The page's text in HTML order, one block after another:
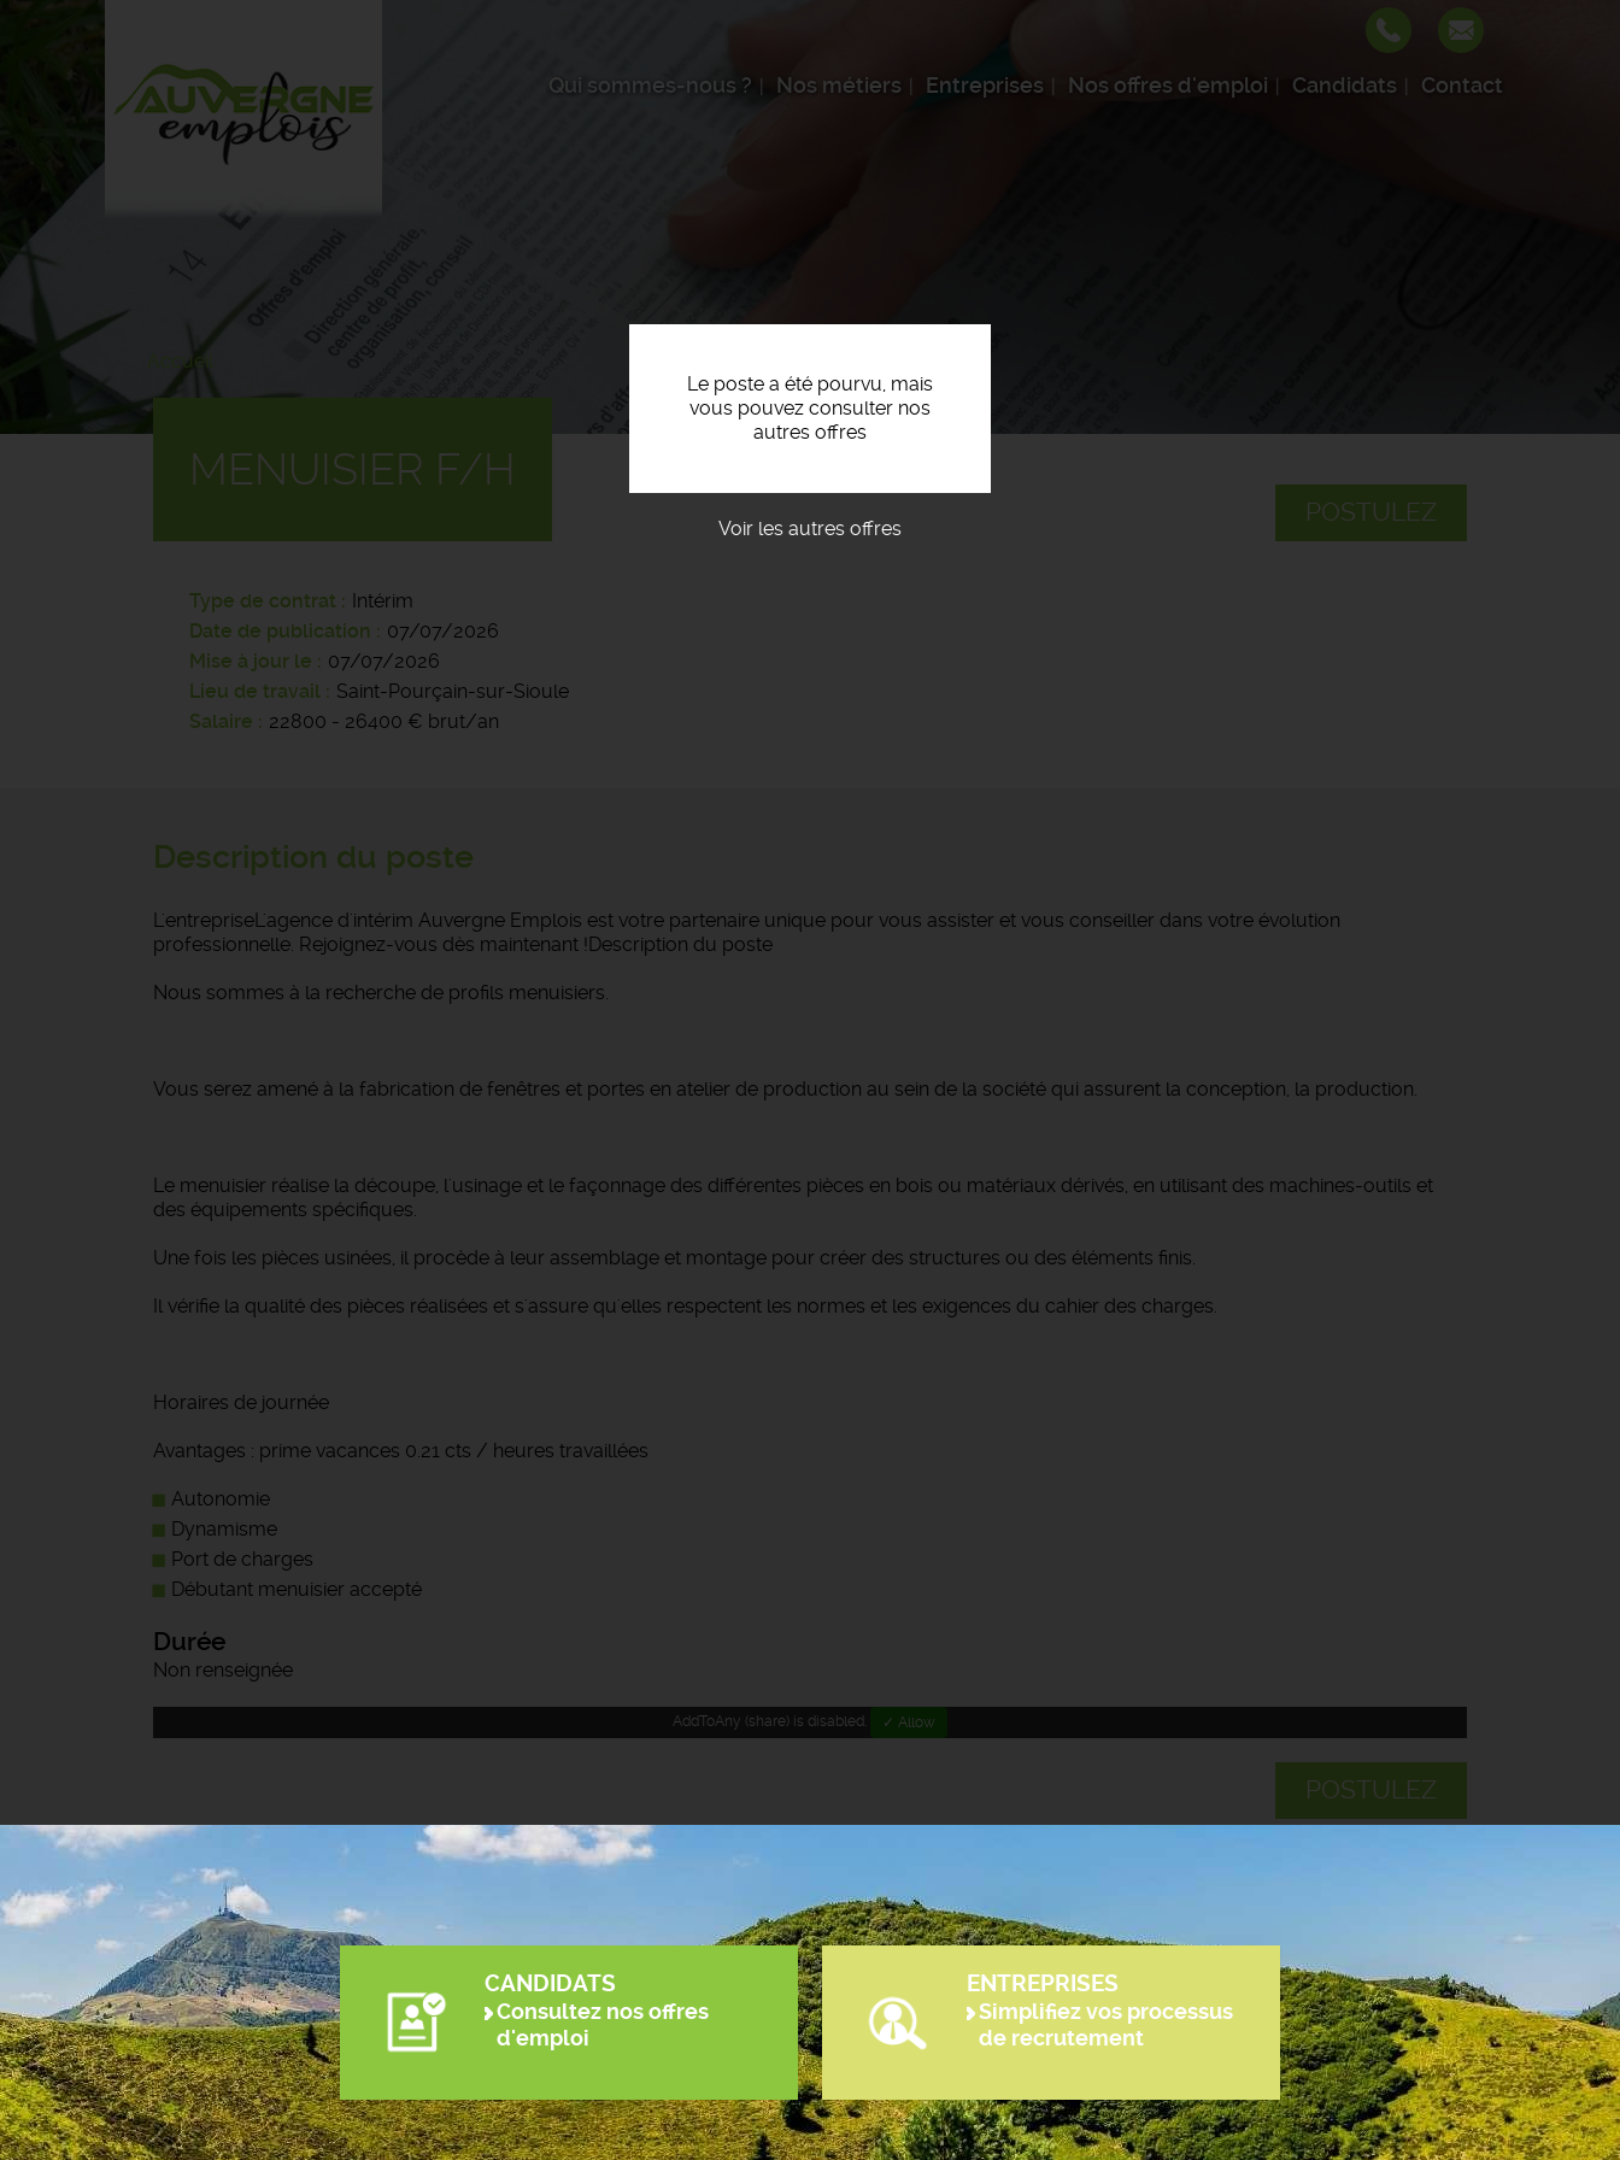
Qui sommes-nous ? Nos métiers Entreprises Nos offres d'emploi Candidats Contact
Accueil
Le poste a été pourvu, mais
vous pouvez consulter nos
autres offres
Voir les autres offres
POSTULEZ
MENUISIER F/H
Type de contrat
Intérim
Date de publication
07/07/2026
Mise à jour le
07/07/2026
Lieu de travail
Saint-Pourçain-sur-Sioule
Salaire
22800 - 26400 € brut/an
Description du poste
L'entrepriseL'agence d'intérim Auvergne Emplois est votre partenaire unique pour vous assister et vous conseiller dans votre évolution
professionnelle. Rejoignez-vous dès maintenant !Description du poste
Nous sommes à la recherche de profils menuisiers.
Vous serez amené à la fabrication de fenêtres et portes en atelier de production au sein de la société qui assurent la conception, la production.
Le menuisier réalise la découpe, l'usinage et le façonnage des différentes pièces en bois ou matériaux dérivés, en utilisant des machines-outils et
des équipements spécifiques.
Une fois les pièces usinées, il procède à leur assemblage et montage pour créer des structures ou des éléments finis.
Il vérifie la qualité des pièces réalisées et s'assure qu'elles respectent les normes et les exigences du cahier des charges.
Horaires de journée
Avantages : prime vacances 0.21 cts / heures travaillées
Autonomie
Dynamisme
Port de charges
Débutant menuisier accepté
Durée
Non renseignée
AddToAny (share) is disabled. ✓ Allow
POSTULEZ
CANDIDATS
Consultez nos offres
d'emploi
ENTREPRISES
Simplifiez vos processus
de recrutement